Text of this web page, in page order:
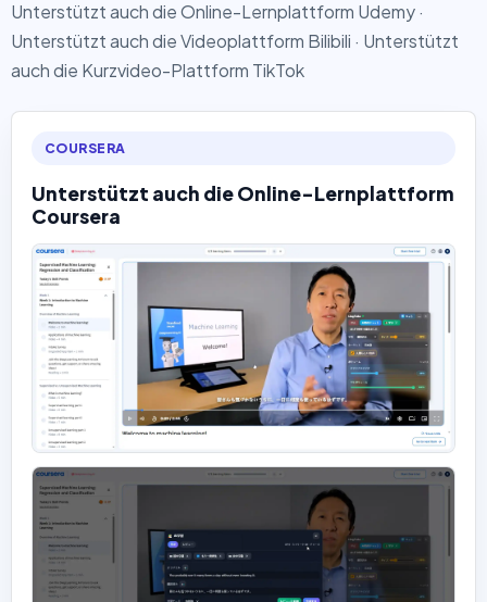
Unterstützt auch die Online-Lernplattform Udemy ·
Unterstützt auch die Videoplattform Bilibili · Unterstützt
auch die Kurzvideo-Plattform TikTok
COURSERA
Unterstützt auch die Online-Lernplattform
Coursera